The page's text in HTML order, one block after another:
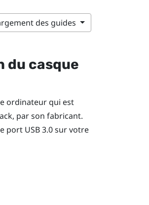
des guides
du casque
ordinateur qui est
par son fabricant.
port USB 3.0 sur votre